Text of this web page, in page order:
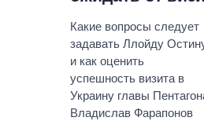
Какие вопросы следует
задавать Ллойду
и как оценить
успешность визита в
Украину главы
Владислав Фарапонов